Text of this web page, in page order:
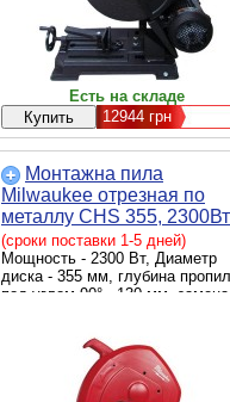
Есть на складе
12944грн
Монтажна пила
Milwaukee отрезная по
металлу CHS 355, 2300Вт
(4933411760)
(сроки поставки 1-5 дней)
Мощность - 2300 Вт, Диаметр
диска - 355 мм, глубина
под углом 90° - 130 мм, замена